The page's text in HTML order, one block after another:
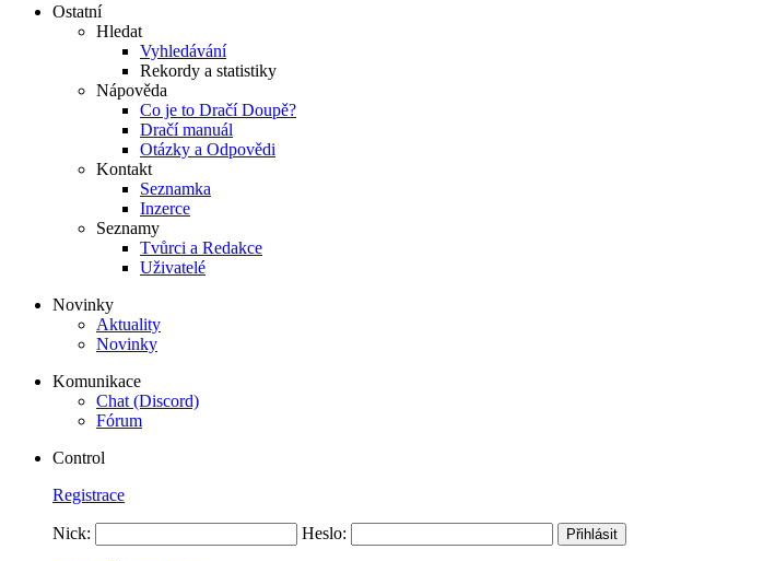
Ostatní
Hledat
Vyhledávání
Rekordy a statistiky
Nápověda
Co je to Dračí Doupě?
Dračí manuál
Otázky a Odpovědi
Kontakt
Seznamka
Inzerce
Seznamy
Tvůrci a Redakce
Uživatelé
Novinky
Aktuality
Novinky
Komunikace
Chat (Discord)
Fórum
Control
Registrace
Nick: Heslo: